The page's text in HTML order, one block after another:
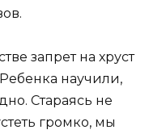
запрет на хруст
научили,
Стараясь не
громко, мы